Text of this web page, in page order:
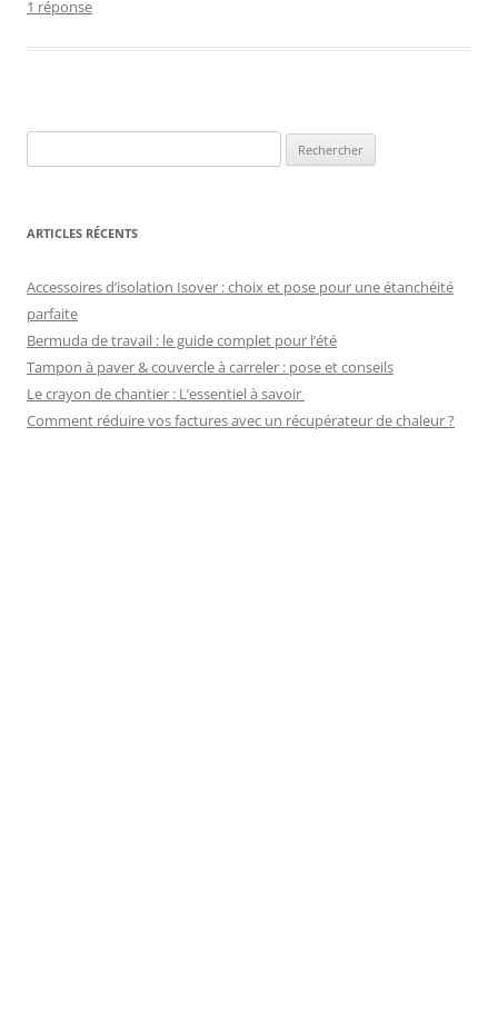
1 réponse
ARTICLES RÉCENTS
Accessoires d’isolation Isover : choix et pose pour une étanchéité
parfaite
Bermuda de travail : le guide complet pour l’été
Tampon à paver & couvercle à carreler : pose et conseils
Le crayon de chantier : L’essentiel à savoir
Comment réduire vos factures avec un récupérateur de chaleur ?